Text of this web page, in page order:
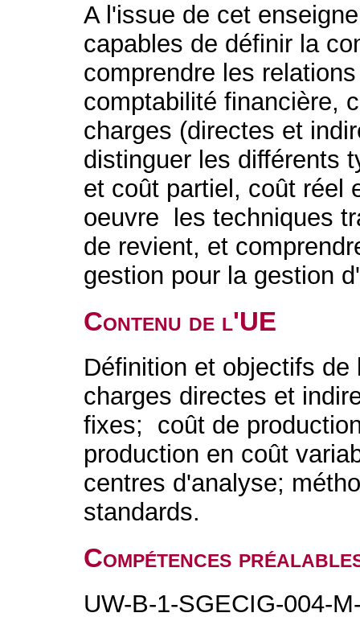
A l'issue de cet
capables de définir la
comprendre les
comptabilité financière,
charges (directes et
distinguer les différents
et coût partiel, coût réel
oeuvre les techniques
de revient, et
gestion pour la gestion
Contenu de l'UE
Définition et objectifs
charges directes et
fixes; coût de
production en coût
centres d'analyse;
standards.
Compétences
UW-B-1-SGECIG-004-